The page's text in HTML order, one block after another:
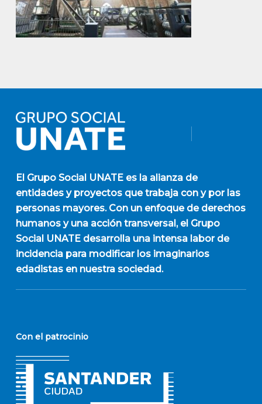
El Grupo Social UNATEes la alianza de
entidades y proyectos que trabaja con y por las
personas mayores. Con un enfoque de derechos
humanos y una acción transversal, el Grupo
Social UNATE desarrolla una intensa labor de
incidencia para modificar los imaginarios
edadistas en nuestra sociedad.
Con el patrocinio